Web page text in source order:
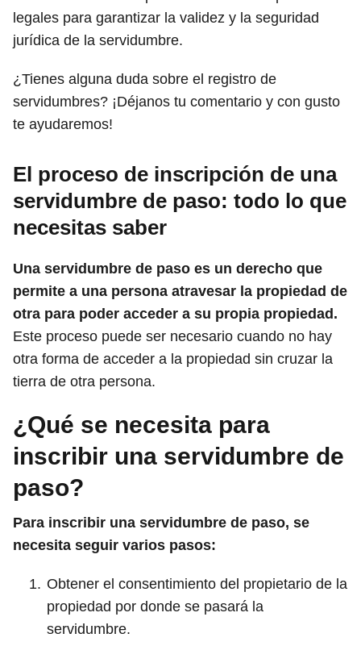
legales para garantizar la validez y la seguridad
jurídica de la servidumbre.
¿Tienes alguna duda sobre el registro de
servidumbres? ¡Déjanos tu comentario y con gusto
te ayudaremos!
El proceso de inscripción de una
servidumbre de paso: todo lo que
necesitas saber
Una servidumbre de paso es un derecho que
permite a una persona atravesar la propiedad de
otra para poder acceder a su propia propiedad.
Este proceso puede ser necesario cuando no hay
otra forma de acceder a la propiedad sin cruzar la
tierra de otra persona.
¿Qué se necesita para
inscribir una servidumbre de
paso?
Para inscribir una servidumbre de paso, se
necesita seguir varios pasos:
Obtener el consentimiento del propietario de la
propiedad por donde se pasará la
servidumbre.